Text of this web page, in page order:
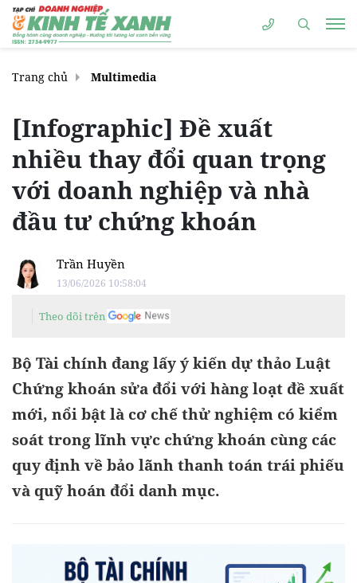
Trang chủ Multimedia
[Infographic] Đề xuất
nhiều thay đổi quan trọng
với doanh nghiệp và nhà
đầu tư chứng khoán
Trần Huyền
13/06/2026 10:58:04
Theo dõi trên
Bộ Tài chính đang lấy ý kiến dự thảo Luật
Chứng khoán sửa đổi với hàng loạt đề xuất
mới, nổi bật là cơ chế thử nghiệm có kiểm
soát trong lĩnh vực chứng khoán cùng các
quy định về bảo lãnh thanh toán trái phiếu
và quỹ hoán đổi danh mục.